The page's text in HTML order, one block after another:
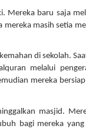
Mereka baru saja
masih setia
di sekolah.
melalui
mereka
masjid.
bagi mereka